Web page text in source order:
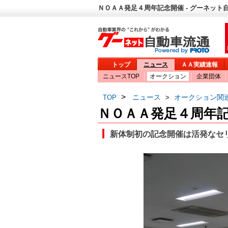
ＮＯＡＡ発足４周年記念開催 - グーネット
トップ ニュース
ＡＡ実績速報
ニュースTOP
オークション 企業団体
TOP > ニュース > オークション関
ＮＯＡＡ発足４周年
新体制初の記念開催は活発なセ